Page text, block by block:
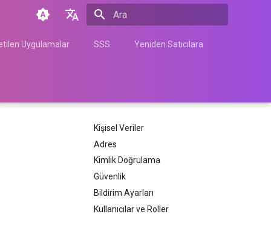
English
Español
Uygulamalar SSS Yeniden Satıcılara
Kişisel Veriler
Adres
Kimlik Doğrulama
Güvenlik
Bildirim Ayarları
Kullanıcılar ve Roller